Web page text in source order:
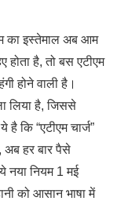
का इस्तेमाल अब आम
है, तो बस एटीएम
होने वाली है।
लिया है, जिससे
कि “एटीएम चार्ज”
अब हर बार पैसे
नया नियम 1 मई
को आसान भाषा में